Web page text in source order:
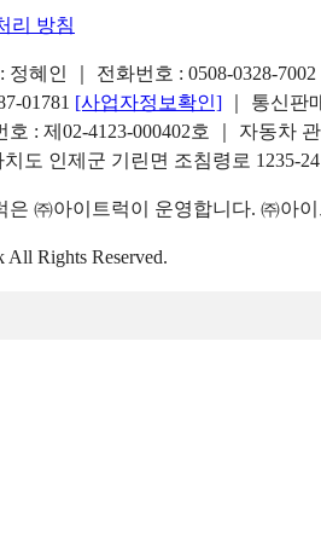
리 방침
정혜인 ｜ 전화번호 : 0508-0328-7002
01781 [사업자정보확인]
｜ 통신판
: 제02-4123-000402호 ｜ 자동차
도 인제군 기린면 조침령로 1235-
은 ㈜아이트럭이 운영합니다. ㈜아
Rights Reserved.